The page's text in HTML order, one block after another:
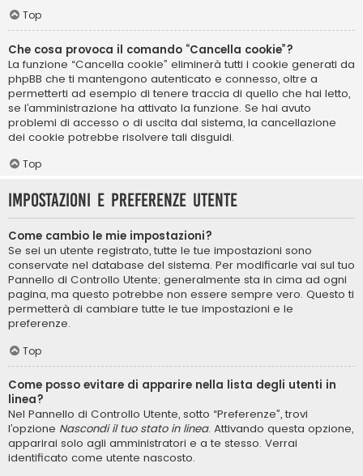
Top
Che cosa provoca il comando “Cancella cookie”?
La funzione “Cancella cookie” eliminerà tutti i cookie generati da
phpBB che ti mantengono autenticato e connesso, oltre a
permetterti ad esempio di tenere traccia di quello che hai letto,
se l’amministrazione ha attivato la funzione. Se hai avuto
problemi di accesso o di uscita dal sistema, la cancellazione
dei cookie potrebbe risolvere tali disguidi.
Top
Impostazioni e preferenze utente
Come cambio le mie impostazioni?
Se sei un utente registrato, tutte le tue impostazioni sono
conservate nel database del sistema. Per modificarle vai sul tuo
Pannello di Controllo Utente; generalmente sta in cima ad ogni
pagina, ma questo potrebbe non essere sempre vero. Questo ti
permetterà di cambiare tutte le tue impostazioni e le
preferenze.
Top
Come posso evitare di apparire nella lista degli utenti in
linea?
Nel Pannello di Controllo Utente, sotto “Preferenze”, trovi
l’opzione Nascondi il tuo stato in linea. Attivando questa opzione,
apparirai solo agli amministratori e a te stesso. Verrai
identificato come utente nascosto.